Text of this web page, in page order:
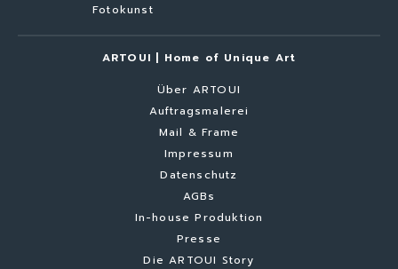
Fotokunst
ARTOUI | Home of Unique Art
Über ARTOUI
Auftragsmalerei
Mail & Frame
Impressum
Datenschutz
AGBs
In-house Produktion
Presse
Die ARTOUI Story